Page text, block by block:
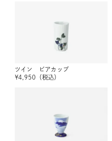
ツイン ビアカップ
¥4,950 （税込）